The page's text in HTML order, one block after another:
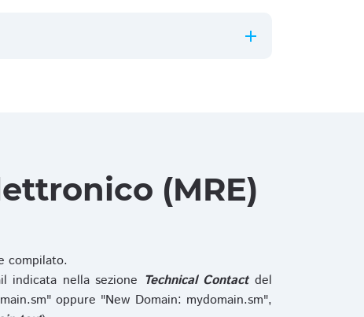
(MRE)
compilato.
indicata nella sezione Technical Contactdel
oppure "New Domain: mydomain.sm",